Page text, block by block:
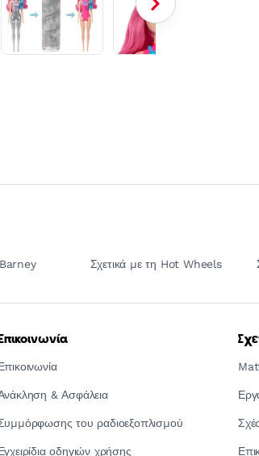
Σχετικά με τη Hot Wheels
Επικοινωνία
& Ασφάλεια
του ραδιοεξοπλισμού
οδηγιών χρήσης